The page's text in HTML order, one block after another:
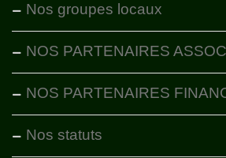
Nos groupes locaux
NOS PARTENAIRES
NOS PARTENAIRES
Nos statuts